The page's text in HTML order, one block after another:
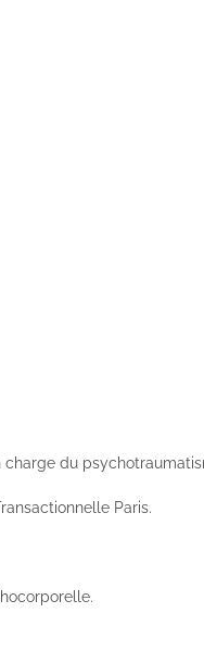
du
Paris.